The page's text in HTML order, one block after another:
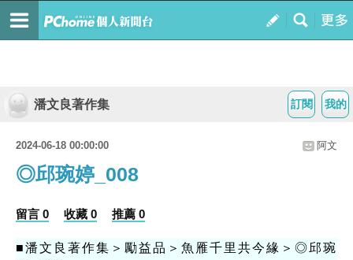
我的
訂閱
潘文良著作集
2024-06-18 00:00:00 阿文
◎邱琬婷_008
留言 0 收藏 0 推薦 0
■潘文良著作集＞勵益品＞魚雁千里共今緣＞◎邱琬